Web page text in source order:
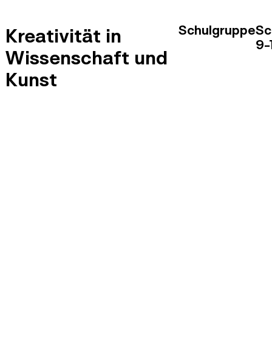
Kreativität in
Wissenschaft und
Kunst
Schulgruppe
9-